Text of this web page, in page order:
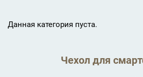
Данная категория пуста.
Чехол для